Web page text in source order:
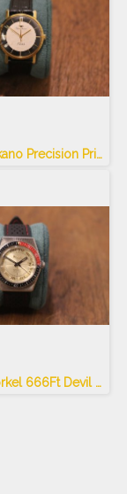
❌Sold❌Takano Precision Prime
Bulova Snorkel 666Ft Devil Diver Vintage